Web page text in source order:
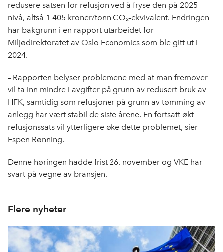
redusere satsen for refusjon ved å fryse den på 2025-
nivå, altså 1 405 kroner/tonn CO₂-ekvivalent. Endringen
har bakgrunn i en rapport utarbeidet for
Miljødirektoratet av Oslo Economics som ble gitt ut i
2024.
– Rapporten belyser problemene med at man fremover
vil ta inn mindre i avgifter på grunn av redusert bruk av
HFK, samtidig som refusjoner på grunn av tømming av
anlegg har vært stabil de siste årene. En fortsatt økt
refusjonssats vil ytterligere øke dette problemet, sier
Espen Rønning.
Denne høringen hadde frist 26. november og VKE har
svart på vegne av bransjen.
Flere nyheter